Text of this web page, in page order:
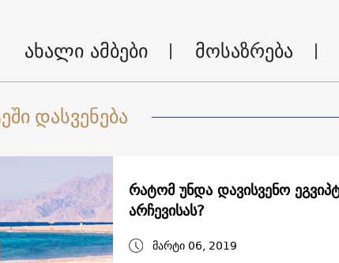
ახალი ამბები მოსაზრება
დასვენება
რატომ უნდა დავისვენო
არჩევისას?
მარტი 06, 2019